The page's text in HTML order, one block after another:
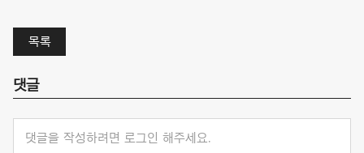
목록
댓글
댓글을 작성하려면 로그인 해주세요.